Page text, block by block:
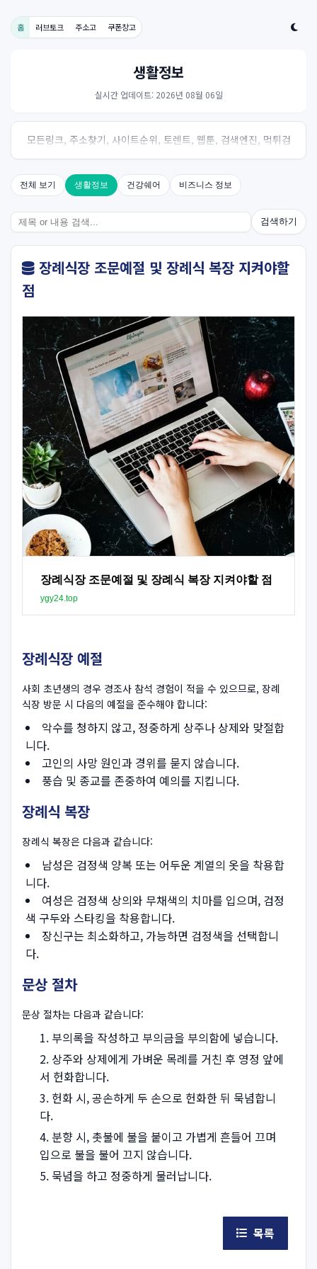
홈 러브토크 주소고 쿠폰창고
생활정보
실시간 업데이트: 2026년 08월 06일
모든링크, 주소찾기, 사이트순위, 토렌트, 웹툰, 검색엔진, 먹튀검
증, 스포츠, 드라마, 커뮤니티 링크사이트! 여기여
전체 보기 생활정보 건강쉐어 비즈니스 정보
검색하기
장례식장 조문예절 및 장례식 복장 지켜야할
점
장례식장 조문예절 및 장례식 복장 지켜야할 점
ygy24.top
장례식장 예절
사회 초년생의 경우 경조사 참석 경험이 적을 수 있으므로, 장례
식장 방문 시 다음의 예절을 준수해야 합니다:
악수를 청하지 않고, 정중하게 상주나 상제와 맞절합
니다.
고인의 사망 원인과 경위를 묻지 않습니다.
풍습 및 종교를 존중하여 예의를 지킵니다.
장례식 복장
장례식 복장은 다음과 같습니다:
남성은 검정색 양복 또는 어두운 계열의 옷을 착용합
니다.
여성은 검정색 상의와 무채색의 치마를 입으며, 검정
색 구두와 스타킹을 착용합니다.
장신구는 최소화하고, 가능하면 검정색을 선택합니
다.
문상 절차
문상 절차는 다음과 같습니다:
부의록을 작성하고 부의금을 부의함에 넣습니다.
상주와 상제에게 가벼운 목례를 거친 후 영정 앞에
서 헌화합니다.
헌화 시, 공손하게 두 손으로 헌화한 뒤 묵념합니
다.
분향 시, 촛불에 불을 붙이고 가볍게 흔들어 끄며
입으로 불을 불어 끄지 않습니다.
묵념을 하고 정중하게 물러납니다.
목록